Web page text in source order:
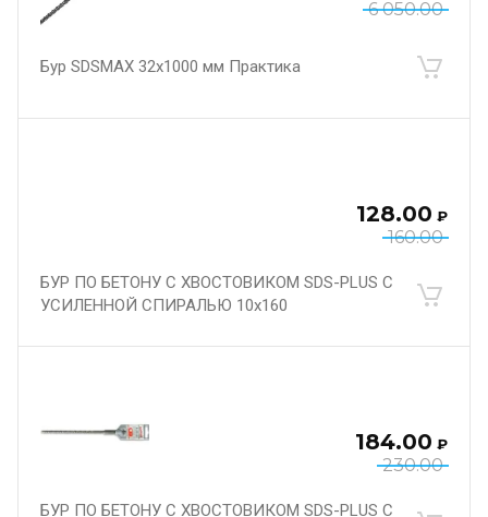
6 050.00
Бур SDSMAX 32х1000 мм Практика
160.00
128.00 ₽
БУР ПО БЕТОНУ С ХВОСТОВИКОМ SDS-PLUS С
УСИЛЕННОЙ СПИРАЛЬЮ 10х160
230.00
184.00 ₽
БУР ПО БЕТОНУ С ХВОСТОВИКОМ SDS-PLUS С